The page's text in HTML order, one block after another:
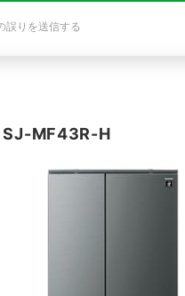
誤りを送信する
SJ-MF43R-H